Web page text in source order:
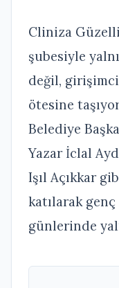
Cliniza
şubesiyle
değil,
ötesine
Belediye
Yazar İclal
Işıl Açıkkar
katılarak
günlerinde